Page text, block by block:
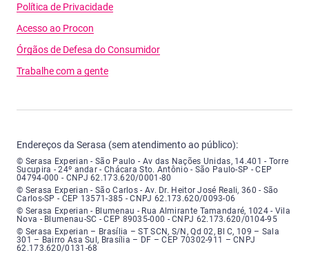
Política de Privacidade
Acesso ao Procon
Órgãos de Defesa do Consumidor
Trabalhe com a gente
Endereços da Serasa (sem atendimento ao público):
Serasa Experian - São Paulo - Endereço: Avenida das Nações Unidas,
© Serasa Experian - São Paulo - Av das Nações Unidas, 14.401 - Torre
Sucupira - 24º andar - Chácara Sto. Antônio - São Paulo-SP - CEP
04794-000 - CNPJ 62.173.620/0001-80
Serasa Experian - São Carlos - Endereço: Avenida Doutor Heitor José
© Serasa Experian - São Carlos - Av. Dr. Heitor José Reali, 360 - São
Carlos-SP - CEP 13571-385 - CNPJ 62.173.620/0093-06
Serasa Experian - Blumenau - Endereço: Rua Almirante Tamandaré,
© Serasa Experian - Blumenau - Rua Almirante Tamandaré, 1024 - Vila
Nova - Blumenau-SC - CEP 89035-000 - CNPJ 62.173.620/0104-95
Serasa Experian - Brasília, Endereço: Setor Comercial Norte, sem
© Serasa Experian – Brasília – ST SCN, S/N, Qd 02, Bl C, 109 – Sala
301 – Bairro Asa Sul, Brasília – DF – CEP 70302-911 – CNPJ
62.173.620/0131-68